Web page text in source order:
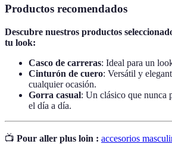
Productos recomendados
Descubre nuestros productos
tu look:
Casco de carreras: Ideal para un
Cinturón de cuero: Versátil y
cualquier ocasión.
Gorra casual: Un clásico que nunca
el día a día.
📺 Pour aller plus loin : accesorios